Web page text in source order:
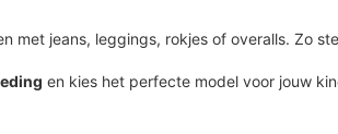
met jeans, leggings, rokjes of overalls. Zo
en kies het perfecte model voor jouw